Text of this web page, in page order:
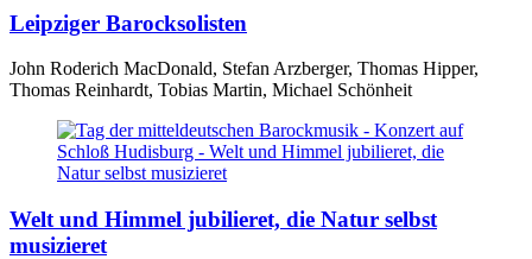
Leipziger Barocksolisten
John Roderich MacDonald, Stefan Arzberger, Thomas Hipper,
Thomas Reinhardt, Tobias Martin, Michael Schönheit
Welt und Himmel jubilieret, die Natur selbst
musizieret